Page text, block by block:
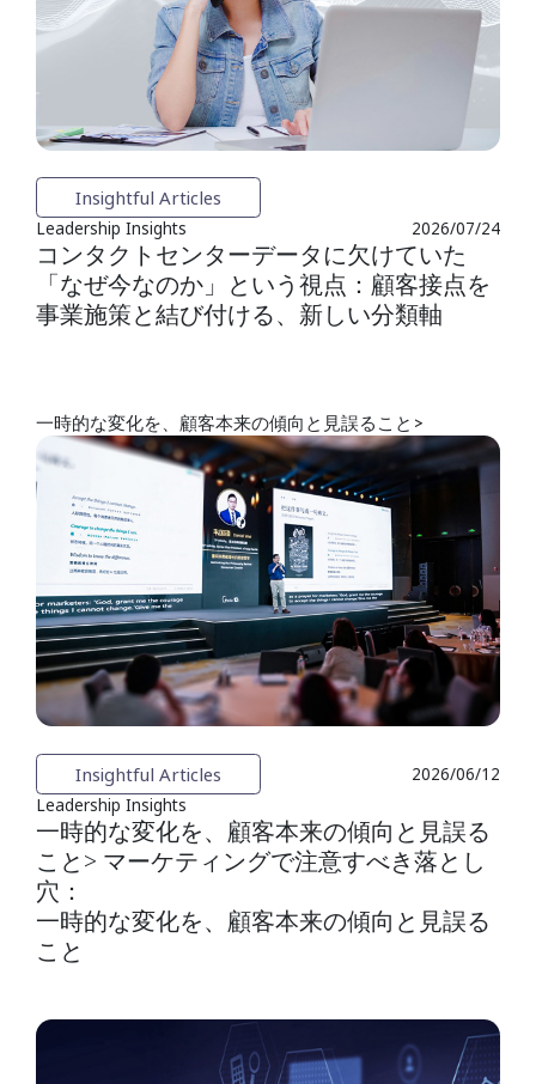
Insightful Articles
Leadership Insights 2026/07/24
コンタクトセンターデータに欠けていた
「なぜ今なのか」という視点：顧客接点を
事業施策と結び付ける、新しい分類軸
一時的な変化を、顧客本来の傾向と見誤ること>
Insightful Articles
2026/06/12
Leadership Insights
一時的な変化を、顧客本来の傾向と見誤る
こと> マーケティングで注意すべき落とし
穴：
一時的な変化を、顧客本来の傾向と見誤る
こと